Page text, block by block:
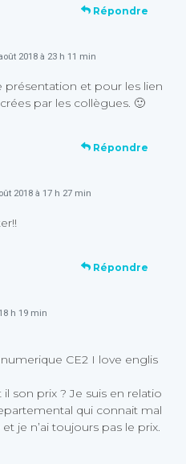
Répondre
2018 à 23 h 11 min
présentation et pour les lien
par les collègues. 🙂
Répondre
2018 à 17 h 27 min
Répondre
h 19 min
CE2 I love englis
il son prix ? Je suis en relatio
qui connait mal
je n’ai toujours pas le prix.